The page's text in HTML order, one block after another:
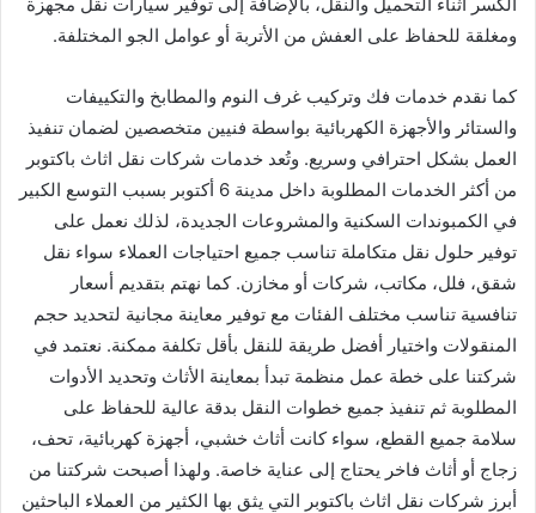
ومغلقة للحفاظ على العفش من الأتربة أو عوامل الجو المختلفة.
كما نقدم خدمات فك وتركيب غرف النوم والمطابخ والتكييفات
والستائر والأجهزة الكهربائية بواسطة فنيين متخصصين لضمان تنفيذ
العمل بشكل احترافي وسريع. وتُعد خدمات شركات نقل اثاث باكتوبر
من أكثر الخدمات المطلوبة داخل مدينة 6 أكتوبر بسبب التوسع الكبير
في الكمبوندات السكنية والمشروعات الجديدة، لذلك نعمل على
توفير حلول نقل متكاملة تناسب جميع احتياجات العملاء سواء نقل
شقق، فلل، مكاتب، شركات أو مخازن. كما نهتم بتقديم أسعار
تنافسية تناسب مختلف الفئات مع توفير معاينة مجانية لتحديد حجم
المنقولات واختيار أفضل طريقة للنقل بأقل تكلفة ممكنة. نعتمد في
شركتنا على خطة عمل منظمة تبدأ بمعاينة الأثاث وتحديد الأدوات
المطلوبة ثم تنفيذ جميع خطوات النقل بدقة عالية للحفاظ على
سلامة جميع القطع، سواء كانت أثاث خشبي، أجهزة كهربائية، تحف،
زجاج أو أثاث فاخر يحتاج إلى عناية خاصة. ولهذا أصبحت شركتنا من
أبرز شركات نقل اثاث باكتوبر التي يثق بها الكثير من العملاء الباحثين